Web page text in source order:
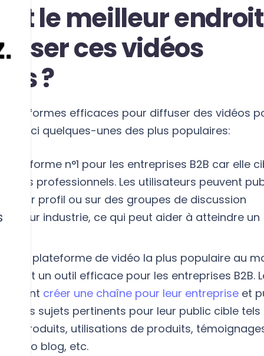
est le meilleur endroit
ces vidéos
?
plateformes efficaces pour diffuser des vidéos
Voici quelques-unes des plus populaires:
plateforme n°1 pour les entreprises B2B car elle
les professionnels. Les utilisateurs peuvent
leur profil ou sur des groupes de discussion
leur industrie, ce qui peut aider à atteindre un
la plateforme de vidéo la plus populaire au
un outil efficace pour les entreprises B2B.
créer une chaîne pour leur entreprise et
des sujets pertinents pour leur public cible tels
de produits, utilisations de produits,
vidéo blog, etc.